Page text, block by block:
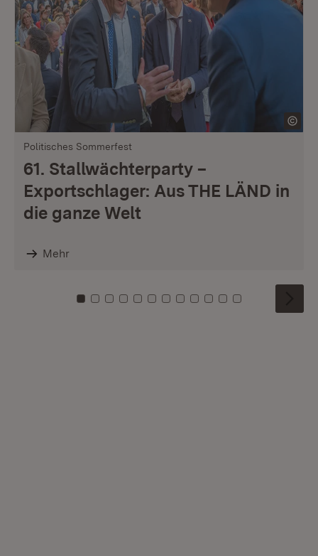
Politisches Sommerfest
61. Stallwächterparty –
Exportschlager: Aus THE LÄND in
die ganze Welt
Mehr
Zu Kachel: 0
Zu Kachel: 1
Zu Kachel: 2
Zu Kachel: 3
Zu Kachel: 4
Zu Kachel: 5
Zu Kachel: 6
Zu Kachel: 7
Zu Kachel: 8
Zu Kachel: 9
Zu Kachel: 10
Zu Kachel: 11